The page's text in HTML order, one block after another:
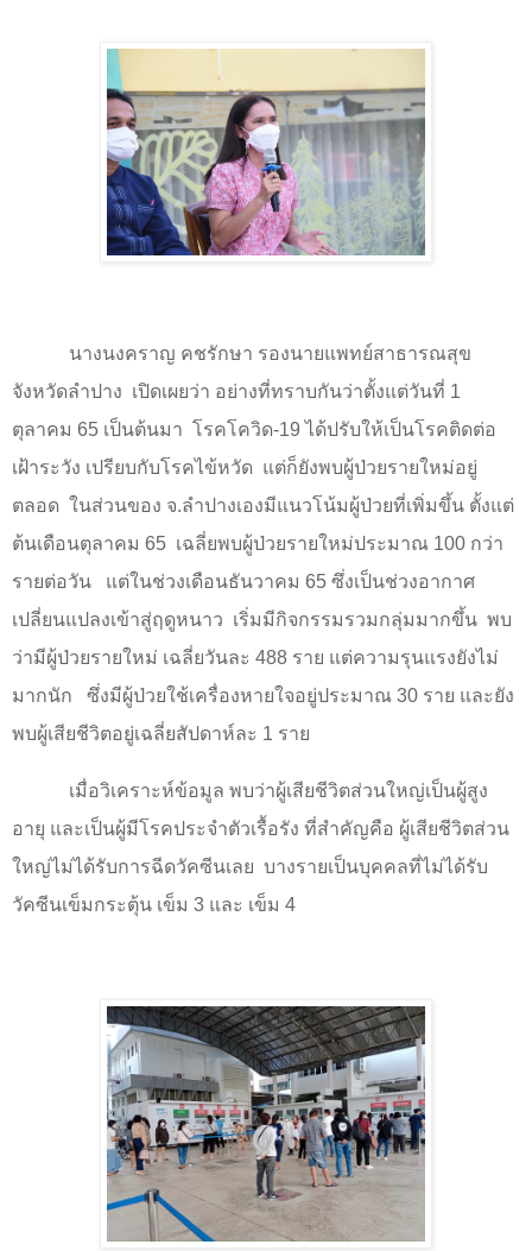
นางนงคราญ คชรักษา รองนายแพทย์สาธารณสุข
จังหวัดลำปาง เปิดเผยว่า อย่างที่ทราบกันว่าตั้งแต่วันที่ 1
ตุลาคม 65 เป็นต้นมา โรคโควิด-19 ได้ปรับให้เป็นโรคติดต่อ
เฝ้าระวัง เปรียบกับโรคไข้หวัด แต่ก็ยังพบผู้ป่วยรายใหม่อยู่
ตลอด ในส่วนของ จ.ลำปางเองมีแนวโน้มผู้ป่วยที่เพิ่มขึ้น ตั้งแต่
ต้นเดือนตุลาคม 65 เฉลี่ยพบผู้ป่วยรายใหม่ประมาณ 100 กว่า
รายต่อวัน
แต่ในช่วงเดือนธันวาคม 65 ซึ่งเป็นช่วงอากาศ
เปลี่ยนแปลงเข้าสู่ฤดูหนาว เริ่มมีกิจกรรมรวมกลุ่มมากขึ้น พบ
ว่ามีผู้ป่วยรายใหม่ เฉลี่ยวันละ 488 ราย แต่ความรุนแรงยังไม่
มากนัก
ซึ่งมีผู้ป่วยใช้เครื่องหายใจอยู่ประมาณ 30 ราย และยัง
พบผู้เสียชีวิตอยู่เฉลี่ยสัปดาห์ละ 1 ราย
เมื่อวิเคราะห์ข้อมูล พบว่าผู้เสียชีวิตส่วนใหญ่เป็นผู้สูง
อายุ และเป็นผู้มีโรคประจำตัวเรื้อรัง ที่สำคัญคือ ผู้เสียชีวิตส่วน
ใหญ่ไม่ได้รับการฉีดวัคซีนเลย บางรายเป็นบุคคลที่ไม่ได้รับ
วัคซีนเข็มกระตุ้น เข็ม 3 และ เข็ม 4